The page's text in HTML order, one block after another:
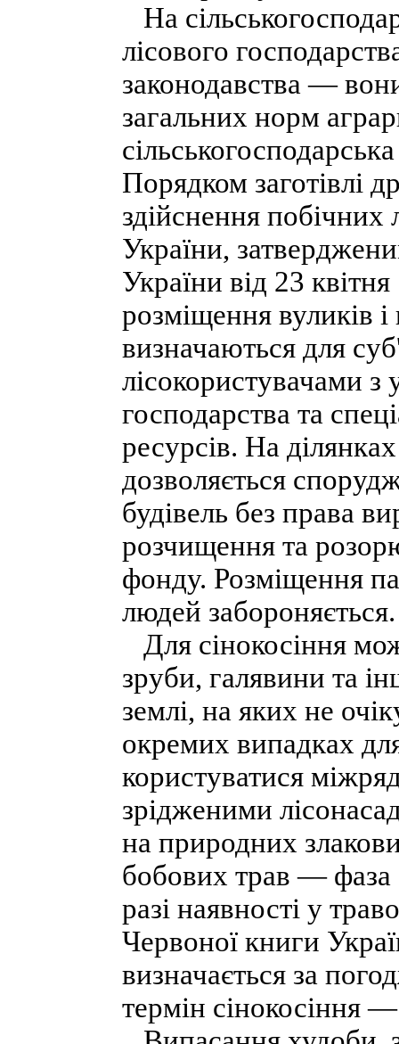
На
лісового
законодавства —
загальних норм
Порядком заготівлі
здійснення побічних
України,
України від 23
розміщення вуликів
визначаються для
лісокористувачами
господарства та
ресурсів. На
дозволяється
будівель без права
розчищення та
фонду. Розміщення
людей забороняється.
Для сінокосіння
зруби, галявини та
землі, на яких не
окремих випадках
користуватися
зрідженими
на природних
бобових трав — фаза
разі наявності у
Червоної книги
визначається за
термін сінокосіння